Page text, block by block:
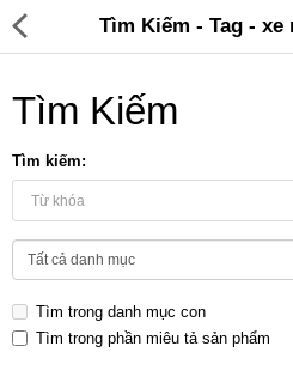
Điện gia dụng
Đồ tiện ích
Tìm Kiếm - Tag -
Tìm Kiếm
Tìm kiếm:
Tìm trong danh mục con
Tìm trong phần miêu tả sản phẩm